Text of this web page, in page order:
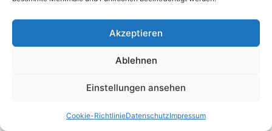
Akzeptieren
Ablehnen
Einstellungen ansehen
Cookie-RichtlinieDatenschutzImpressum
[…]
Alle Rechte vorbehalten